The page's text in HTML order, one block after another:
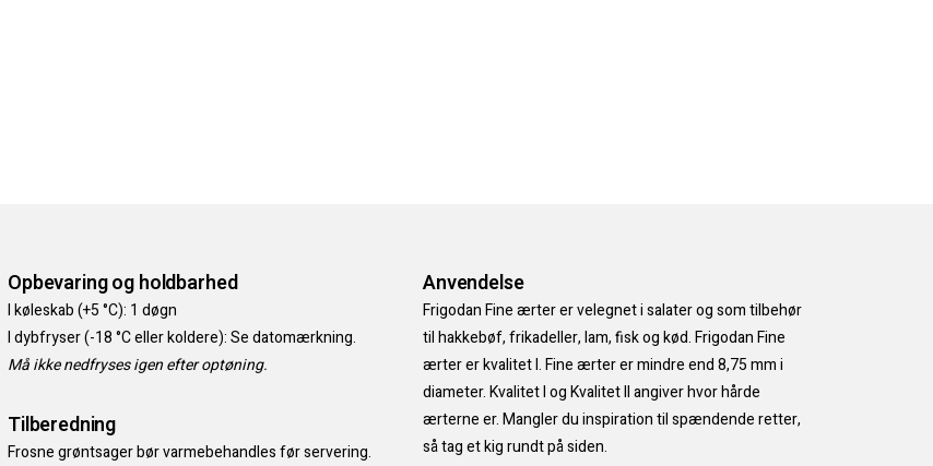
Opbevaring og holdbarhed
I køleskab (+5 °C): 1 døgn
I dybfryser (-18 °C eller koldere): Se datomærkning.
Må ikke nedfryses igen efter optøning.
Tilberedning
Frosne grøntsager bør varmebehandles før servering.
Anvendelse
Frigodan Fine ærter er velegnet i salater og som tilbehør
til hakkebøf, frikadeller, lam, fisk og kød. Frigodan Fine
ærter er kvalitet I. Fine ærter er mindre end 8,75 mm i
diameter. Kvalitet I og Kvalitet II angiver hvor hårde
ærterne er. Mangler du inspiration til spændende retter,
så tag et kig rundt på siden.